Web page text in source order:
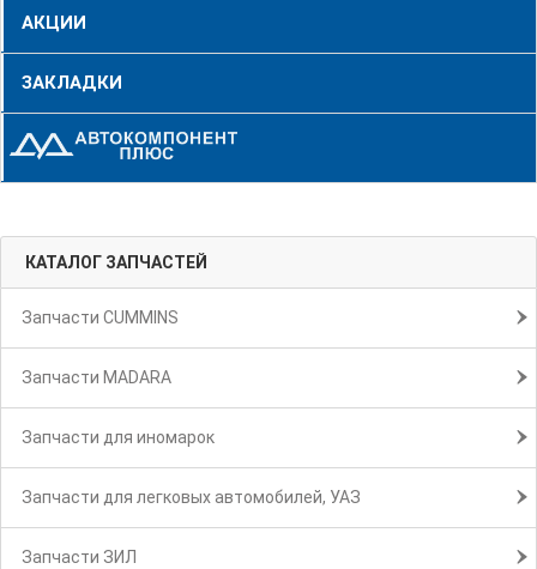
АКЦИИ
ЗАКЛАДКИ
КАТАЛОГ ЗАПЧАСТЕЙ
Запчасти CUMMINS
Запчасти MADARA
Запчасти для иномарок
Запчасти для легковых автомобилей, УАЗ
Запчасти ЗИЛ